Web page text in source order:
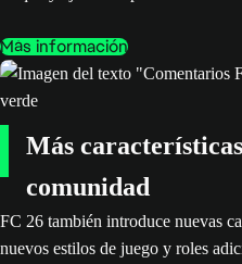
Más información
Más
comunidad
FC 26 también introduce nuevas
nuevos estilos de juego y roles